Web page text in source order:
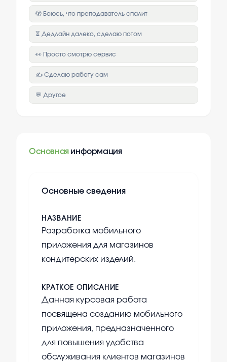
🫣 Боюсь, что преподаватель спалит
⏳ Дедлайн далеко, сделаю потом
👀 Просто смотрю сервис
✍️ Сделаю работу сам
💬 Другое
Основная информация
Основные сведения
НАЗВАНИЕ
Разработка мобильного
приложения для магазинов
кондитерских изделий.
КРАТКОЕ ОПИСАНИЕ
Данная курсовая работа
посвящена созданию мобильного
приложения, предназначенного
для повышения удобства
обслуживания клиентов магазинов